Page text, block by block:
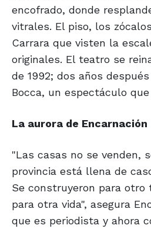
encofrado, donde
vitrales. El piso, los
Carrara que visten la
originales. El teatro se
de 1992; dos años
Bocca, un espectáculo
La aurora de Encarnación
"Las casas no se venden,
provincia está llena de
Se construyeron para otro
para otra vida", asegura
que es periodista y ahora